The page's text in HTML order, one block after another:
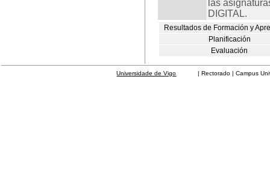
las
DIGITAL.
Resultados de Formación y
Planificación
Evaluación
Universidade de Vigo | Rectorado | Campus